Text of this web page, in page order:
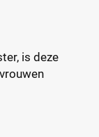
is deze